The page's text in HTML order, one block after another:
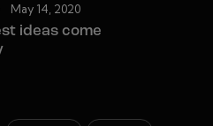
May 14, 2020
ideas come